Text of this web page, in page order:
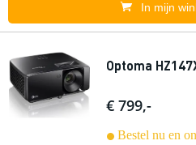
In mijn
Optoma
€ 799,-
Bestel nu en